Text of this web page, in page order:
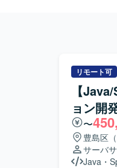
リモート可
【
ョン開
〜
豊島区
サーバ
Java ・